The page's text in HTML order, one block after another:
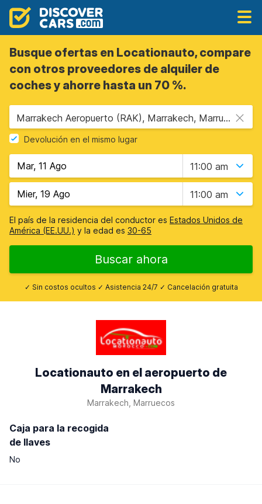
Busque ofertas en Locationauto, compare
con otros proveedores de alquiler de
coches y ahorre hasta un 70 %.
Marrakech Aeropuerto (RAK), Marrakech, Marruecos
Devolución en el mismo lugar
11:00 am
11:00 am
El país de la residencia del conductor es Estados Unidos de
América (EE.UU.) y la edad es 30-65
Buscar ahora
✓ Sin costos ocultos ✓ Asistencia 24/7 ✓ Cancelación gratuita
Locationauto en el aeropuerto de
Marrakech
Marrakech, Marruecos
Caja para la recogida
de llaves
No